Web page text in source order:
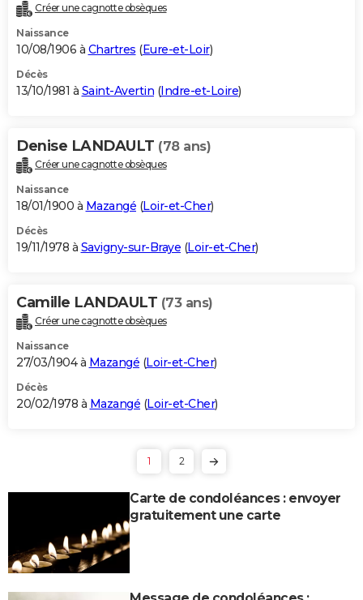
Créer une cagnotte obsèques
Naissance
10/08/1906 à Chartres (Eure-et-Loir)
Décès
13/10/1981 à Saint-Avertin (Indre-et-Loire)
Denise LANDAULT (78 ans)
Créer une cagnotte obsèques
Naissance
18/01/1900 à Mazangé (Loir-et-Cher)
Décès
19/11/1978 à Savigny-sur-Braye (Loir-et-Cher)
Camille LANDAULT (73 ans)
Créer une cagnotte obsèques
Naissance
27/03/1904 à Mazangé (Loir-et-Cher)
Décès
20/02/1978 à Mazangé (Loir-et-Cher)
1 2
Carte de condoléances : envoyer
gratuitement une carte